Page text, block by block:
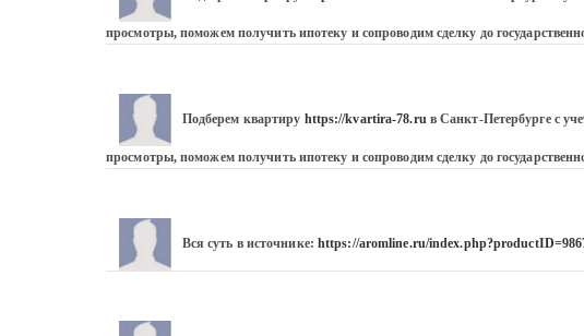
просмотры, поможем получить ипотеку и сопроводим сделку до
Подберем квартиру https://kvartira-78.ru в Санкт-Петербурге с
просмотры, поможем получить ипотеку и сопроводим сделку до
Вся суть в источнике: https://aromline.ru/